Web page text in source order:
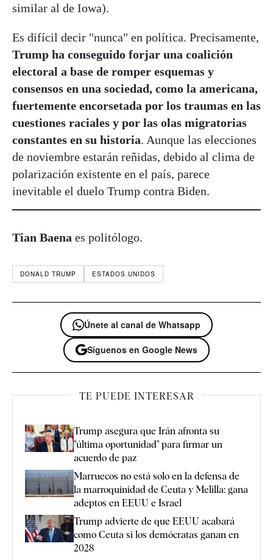
similar al de Iowa).
Es difícil decir "nunca" en política. Precisamente,
Trump ha conseguido forjar una coalición
electoral a base de romper esquemas y
consensos en una sociedad, como la americana,
fuertemente encorsetada por los traumas en las
cuestiones raciales y por las olas migratorias
constantes en su historia. Aunque las elecciones
de noviembre estarán reñidas, debido al clima de
polarización existente en el país, parece
inevitable el duelo Trump contra Biden.
Tian Baena es politólogo.
DONALD TRUMP ESTADOS UNIDOS
Únete al canal de Whatsapp
Síguenos en Google News
TE PUEDE INTERESAR
Trump asegura que Irán afronta su
"última oportunidad" para firmar un
acuerdo de paz
Marruecos no está solo en la defensa de
la marroquinidad de Ceuta y Melilla: gana
adeptos en EEUU e Israel
Trump advierte de que EEUU acabará
como Ceuta si los demócratas ganan en
2028